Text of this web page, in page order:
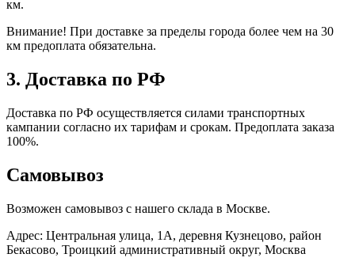
км.
Внимание! При доставке за пределы города более чем на 30
км предоплата обязательна.
3. Доставка по РФ
Доставка по РФ осуществляется силами транспортных
кампании согласно их тарифам и срокам. Предоплата заказа
100%.
Самовывоз
Возможен самовывоз с нашего склада в Москве.
Адрес: Центральная улица, 1А, деревня Кузнецово, район
Бекасово, Троицкий административный округ, Москва